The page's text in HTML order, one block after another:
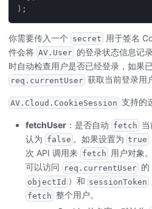
) ;
你需要传入一个 secret
用于签名
件会将 AV.User 的登录状态信息记
时自动检查用户是否已经登录，如果
req.currentUser获取当前登录用
AV.Cloud.CookieSession 支持的
fetchUser ：是否自动 fetch
认为 false 。如果设置为 true
次 API 调用来 fetch 用户对象
可以访问
req.currentUser的
objectId ）和 sessionToken
fetch 整个用户。